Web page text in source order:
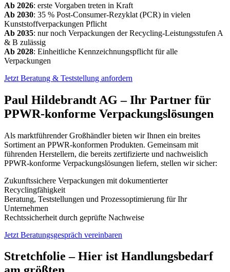
Ab 2026: erste Vorgaben treten in Kraft
Ab 2030: 35 % Post-Consumer-Rezyklat (PCR) in vielen
Kunststoffverpackungen Pflicht
Ab 2035: nur noch Verpackungen der Recycling-Leistungsstufen A
& B zulässig
Ab 2028: Einheitliche Kennzeichnungspflicht für alle
Verpackungen
Jetzt Beratung & Teststellung anfordern
Paul Hildebrandt AG – Ihr Partner für
PPWR-konforme Verpackungslösungen
Als marktführender Großhändler bieten wir Ihnen ein breites
Sortiment an PPWR-konformen Produkten. Gemeinsam mit
führenden Herstellern, die bereits zertifizierte und nachweislich
PPWR-konforme Verpackungslösungen liefern, stellen wir sicher:
Zukunftssichere Verpackungen mit dokumentierter
Recyclingfähigkeit
Beratung, Teststellungen und Prozessoptimierung für Ihr
Unternehmen
Rechtssicherheit durch geprüfte Nachweise
Jetzt Beratungsgespräch vereinbaren
Stretchfolie – Hier ist Handlungsbedarf